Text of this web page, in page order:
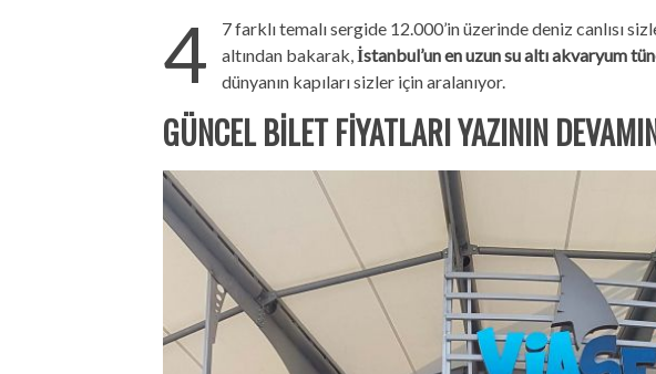
4
7 farklı temalı sergide 12.000’in üzerinde deniz canlısı
altından bakarak,İstanbul’un en uzun su altı akvaryum
dünyanın kapıları sizler için aralanıyor.
GÜNCEL BİLET FİYATLARI YAZININ